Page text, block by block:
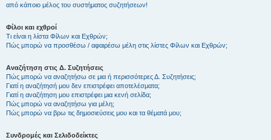
από κάποιο μέλος του συστήματος συζητήσεων!
Φίλοι και εχθροί
Τι είναι η λίστα Φίλων και Εχθρών;
Πώς μπορώ να προσθέσω / αφαιρέσω μέλη στις λίστες Φίλων και Εχθρών;
Αναζήτηση στις Δ. Συζητήσεις
Πώς μπορώ να αναζητήσω σε μια ή περισσότερες Δ. Συζητήσεις;
Γιατί η αναζήτησή μου δεν επιστρέφει αποτελέσματα;
Γιατί η αναζήτηση μου επιστρέφει μια κενή σελίδα;
Πώς μπορώ να αναζητήσω για μέλη;
Πώς μπορώ να βρω τις δημοσιεύσεις μου και τα θέματά μου;
Συνδρομές και Σελιδοδείκτες